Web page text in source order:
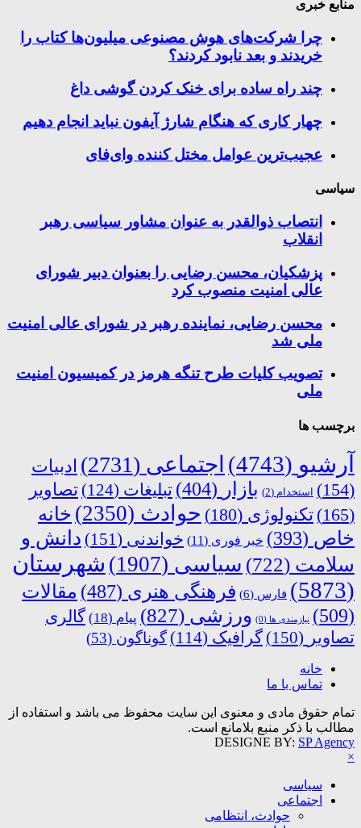
منابع خبری
چرا شرکت‌های هوش مصنوعی میلیون‌ها کتاب را
خریدند و بعد نابود کردند؟
چند راه‌ ساده برای خنک کردن گوشی داغ
چهار کاری که هنگام شارژ آیفون نباید انجام دهیم
عجیب‌ترین عوامل مختل کننده وای‌فای
سیاسی
انتصاب ذوالقدر به عنوان مشاور سیاسی رهبر
انقلاب
پزشکیان، محسن رضایی را بعنوان دبیر شورای
عالی امنیت منصوب کرد
محسن رضایی، نماینده رهبر در شورای عالی امنیت
ملی شد
تصویب کلیات طرح تنگه هرمز در کمیسیون امنیت
ملی
برچسب ها
آرشیو (4743) اجتماعی (2731)
ادبیات
(154)
استخدام (2) بازار (404) تبلیغات (124)
تصاویر
(165)
تکنولوژی (180) حوادث (2350)
خانه
خاص (393) خبر فوری (11) خواندنی (151)
دانش و
سلامت (722) سیاسی (1907)
شهرستان
(5873)
فارس (6) فرهنگی هنری (487)
مقالات
(509)
نیازمندی ها (0) ورزشی (827) پیام (18)
گالری
تصاویر (150) گرافیک (114) گوناگون (53)
خانه
تماس با ما
تمام حقوق مادی و معنوی این سایت محفوظ می باشد و استفاده از
مطالب با ذکر منبع بلامانع است.
DESIGNE BY: SP Agency
×
سیاسی
اجتماعی
حوادث، انتظامی